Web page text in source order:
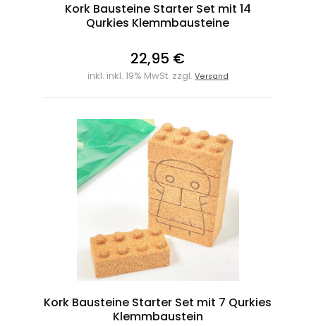
Kork Bausteine Starter Set mit 14
Qurkies Klemmbausteine
22,95 €
inkl. inkl. 19% MwSt. zzgl. Versand
Kork Bausteine Starter Set mit 7 Qurkies
Klemmbaustein